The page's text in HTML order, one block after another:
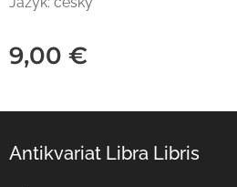
9,00 €
Antikvariat Libra Libris